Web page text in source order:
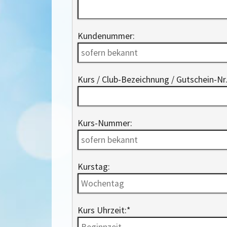
Kundenummer:
Kurs / Club-Bezeichnung / Gutschein-
Kurs-Nummer:
Kurstag:
Kurs Uhrzeit:*